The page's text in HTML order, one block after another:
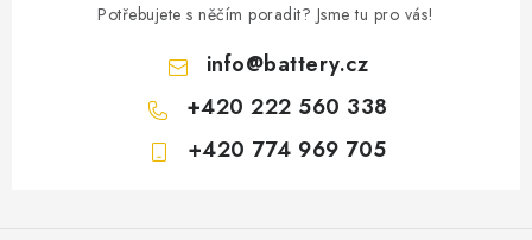
Potřebujete s něčím poradit? Jsme tu pro vás!
info@battery.cz
+420 222 560 338
+420 774 969 705